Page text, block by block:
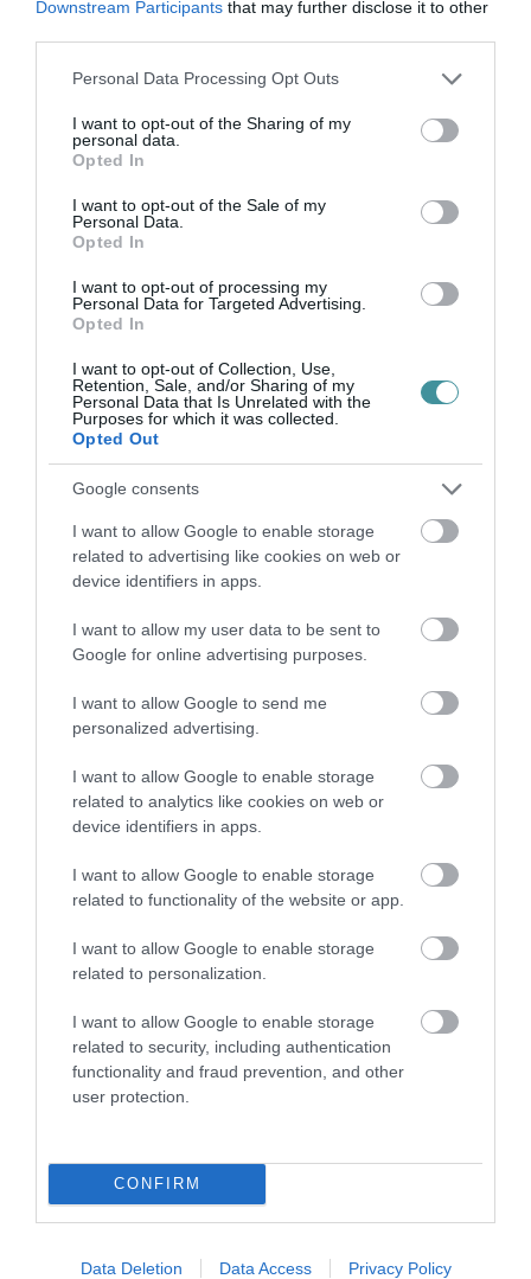
Downstream Participants that may further disclose it to other
Please note that this website/app uses one or more Google
not limited to your visit or usage behaviour. You may click to
grant or deny consent to Google and its third-party tags to
use your data for below specified purposes in below Google
consent section.
Personal Data Processing Opt Outs
I want to opt-out of the Sharing of my
personal data.
Opted In
I want to opt-out of the Sale of my
Personal Data.
Opted In
I want to opt-out of processing my
Personal Data for Targeted Advertising.
Opted In
I want to opt-out of Collection, Use,
Retention, Sale, and/or Sharing of my
Personal Data that Is Unrelated with the
Purposes for which it was collected.
Opted Out
Google consents
I want to allow Google to enable storage
related to advertising like cookies on web or
device identifiers in apps.
I want to allow my user data to be sent to
Google for online advertising purposes.
I want to allow Google to send me
personalized advertising.
I want to allow Google to enable storage
related to analytics like cookies on web or
device identifiers in apps.
I want to allow Google to enable storage
related to functionality of the website or app.
I want to allow Google to enable storage
related to personalization.
I want to allow Google to enable storage
related to security, including authentication
functionality and fraud prevention, and other
user protection.
CONFIRM
Data Deletion Data Access Privacy Policy
Ezek a lakosság számára fontos ellátások
méltánytalan többlettehernek nevezett
kiadásokat azonban a magyar állam csak évi
15 millió eurónak megfelelő összeggel
ellentételezi.
A kormányzat nem indokolta, hogy miért
enged a postai szolgáltatások eddigi
színvonalából, de a Népszava szerint
elsősorban a kézbesítőhiány és a
takarékosság éppúgy szerepet játszhat, mint a
postai küldemények számának drasztikus
csökkenése a futárcégek javára. Az idén
január elsején hatályba lépett - a postai
szolgáltatásokat előíró és szabályzó -
megállapodás 2030. december 31-ig lesz
érvényben, ugyanakkor minden évben
felülvizsgálják és ha kell, módosítanak rajta.
ugytudjuk.hu
Ne maradjon le a legfrissebb hírekről, kövessen
bennünket az EGRI ÜGYEK Google Hírek oldalán!
VISSZA A FŐOLDALRA
TÖBB MINT EGY HÓNAP IS LEHET, MIRE
TELJESEN ÚJRAINDUL A P...